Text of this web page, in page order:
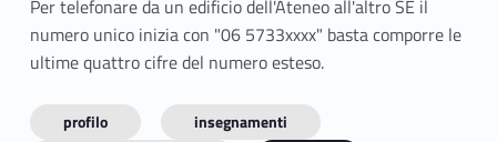
Per telefonare da un edificio dell'Ateneo all'altro SE il
numero unico inizia con "06 5733xxxx" basta comporre le
ultime quattro cifre del numero esteso.
profilo
insegnamenti